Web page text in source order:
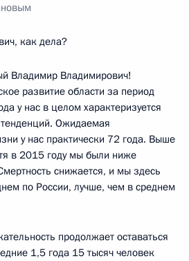
как дела?
Владимир Владимирович!
развитие области за период
у нас в целом характеризуется
Ожидаемая
у нас практически 72 года. Выше
в 2015 году мы были ниже
снижается, и мы здесь
по России, лучше, чем в среднем
продолжает оставаться
1,5 года 15 тысяч человек